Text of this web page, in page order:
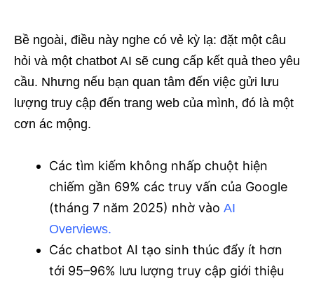
Bề ngoài, điều này nghe có vẻ kỳ lạ: đặt một câu
hỏi và một chatbot AI sẽ cung cấp kết quả theo yêu
cầu. Nhưng nếu bạn quan tâm đến việc gửi lưu
lượng truy cập đến trang web của mình, đó là một
cơn ác mộng.
Các tìm kiếm không nhấp chuột hiện
chiếm gần 69% các truy vấn của Google
(tháng 7 năm 2025) nhờ vào AI
Overviews.
Các chatbot AI tạo sinh thúc đẩy ít hơn
tới 95–96% lưu lượng truy cập giới thiệu